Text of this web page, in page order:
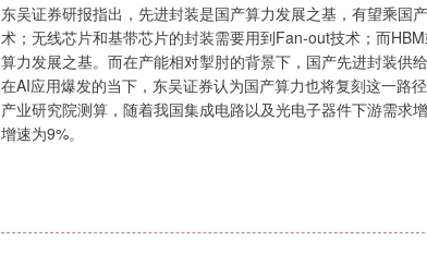
东吴证券研报指出，先进封装是国产算力发展之基，有望乘国
术；无线芯片和基带芯片的封装需要用到Fan-out技术；而
算力发展之基。而在产能相对掣肘的背景下，国产先进封装供
在AI应用爆发的当下，东吴证券认为国产算力也将复刻这一路
产业研究院测算，随着我国集成电路以及光电子器件下游需
增速为9%。